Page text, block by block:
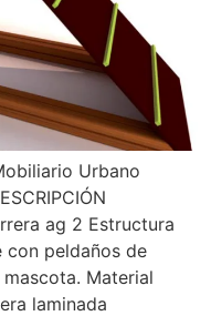
Urbano
ag 2 Estructura
con peldaños de
Material
laminada